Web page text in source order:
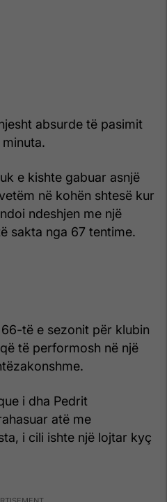
absurde të pasimit
e kishte gabuar asnjë
në kohën shtesë kur
ndeshjen me një
sakta nga 67 tentime.
të e sezonit për klubin
të performosh në një
i dha Pedrit
atë me
i cili ishte një lojtar kyç